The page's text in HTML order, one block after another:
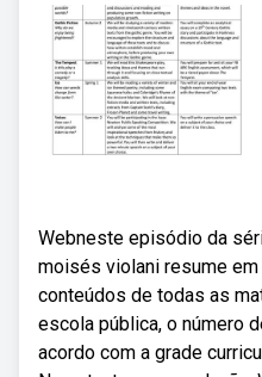
Webneste episódio da
moisés violani resume
conteúdos de todas as
escola pública, o número
acordo com a grade